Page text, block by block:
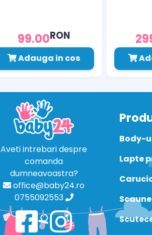
99.00RON
Adauga in cos
Aveti intrebari despre
comanda
dumneavoastra?
office@baby24.ro
0755092553
Body-
Lapte